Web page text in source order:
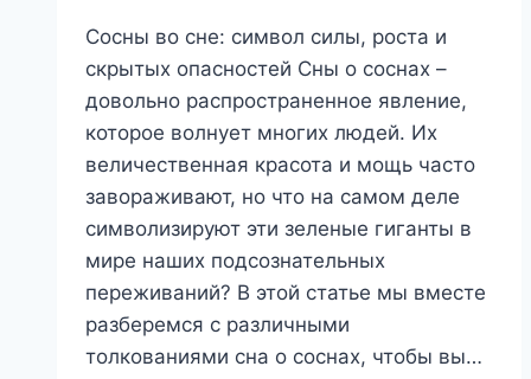
Сосны во сне: символ силы, роста и
скрытых опасностей Сны о соснах –
довольно распространенное явление,
которое волнует многих людей. Их
величественная красота и мощь часто
завораживают, но что на самом деле
символизируют эти зеленые гиганты в
мире наших подсознательных
переживаний? В этой статье мы вместе
разберемся с различными
толкованиями сна о соснах, чтобы вы…